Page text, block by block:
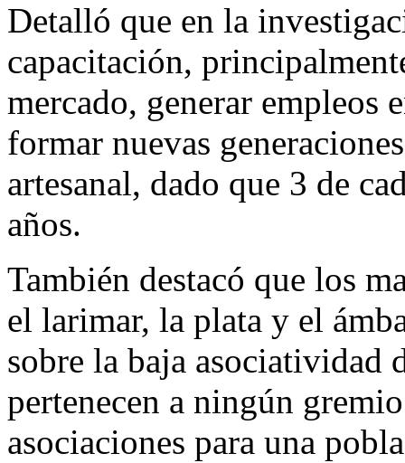
Detalló que en la
capacitación,
mercado, generar empleos
formar nuevas
artesanal, dado que 3 de
años.
También destacó que los
el larimar, la plata y el
sobre la baja asociatividad
pertenecen a ningún
asociaciones para una